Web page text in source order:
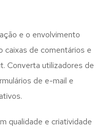
e o envolvimento
caixas de comentários e
Converta utilizadores de
de e-mail e
qualidade e criatividade